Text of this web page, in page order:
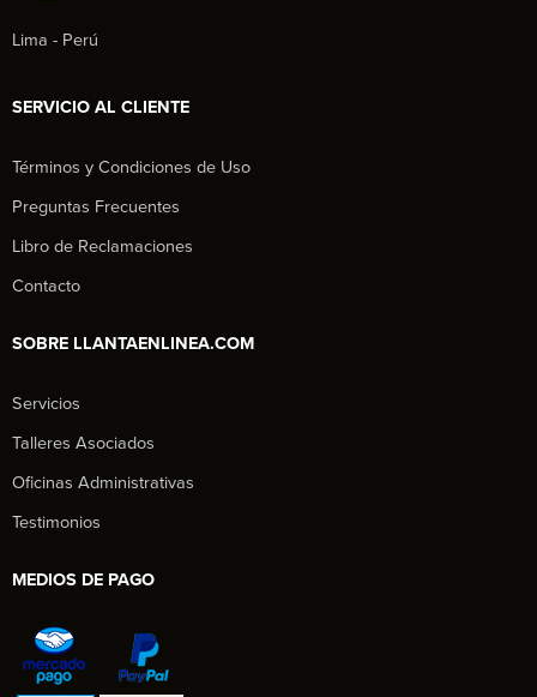
Lima - Perú
SERVICIO AL CLIENTE
Términos y Condiciones de Uso
Preguntas Frecuentes
Libro de Reclamaciones
Contacto
SOBRE LLANTAENLINEA.COM
Servicios
Talleres Asociados
Oficinas Administrativas
Testimonios
MEDIOS DE PAGO